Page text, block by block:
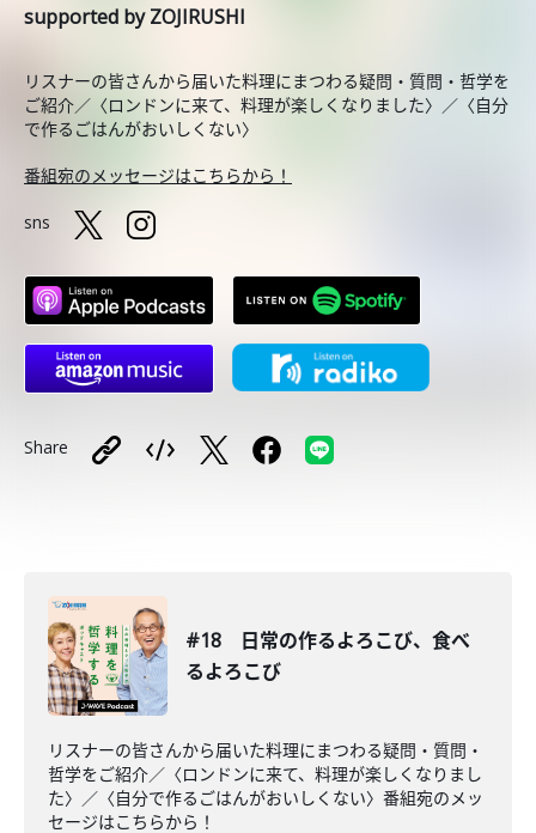
supported by ZOJIRUSHI
リスナーの皆さんから届いた料理にまつわる疑問・質問・哲学を
ご紹介／〈ロンドンに来て、料理が楽しくなりました〉／〈自分
で作るごはんがおいしくない〉
番組宛のメッセージはこちらから！
sns
Share
#18 日常の作るよろこび、食べ
るよろこび
リスナーの皆さんから届いた料理にまつわる疑問・質問・
哲学をご紹介／〈ロンドンに来て、料理が楽しくなりまし
た〉／〈自分で作るごはんがおいしくない〉番組宛のメッ
セージはこちらから！